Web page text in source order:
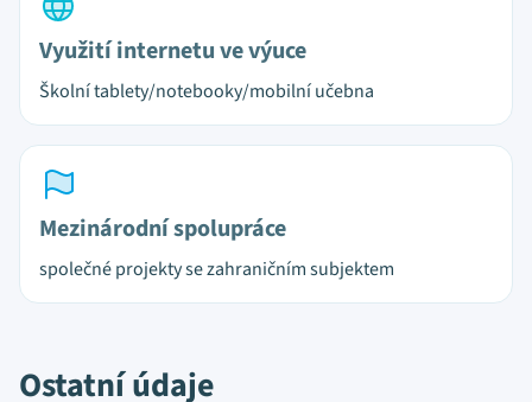
Využití internetu ve výuce
Školní tablety/notebooky/mobilní učebna
Mezinárodní spolupráce
společné projekty se zahraničním subjektem
Ostatní údaje